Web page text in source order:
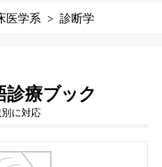
医学系 診断学
診療ブック
に対応